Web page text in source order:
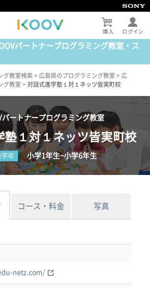
パートナープログラミング教室・ス
グ教室検索 > 広島県のプログラミング教室 > 広
グ教室 > 対話式進学塾１対１ネッツ皆実町校
パートナープログラミング教室
塾１対１ネッツ皆実町校
学年 小学1年生~小学6年生
コース・料金 写真
netz.com/